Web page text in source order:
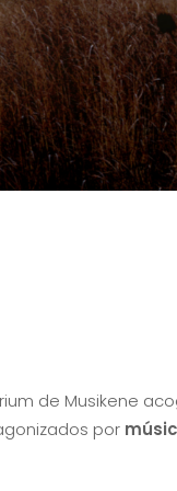
de Musikene
por